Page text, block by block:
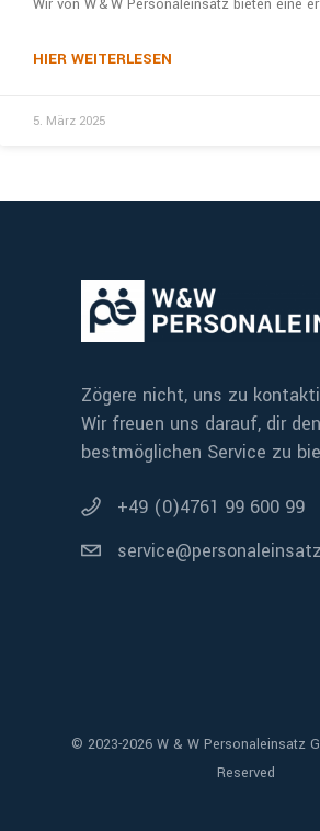
Wir von W & W Personaleinsatz bieten eine
HIER WEITERLESEN
5. März 2025
Zögere nicht, uns zu
Wir freuen uns darauf, dir den
bestmöglichen Service zu
+49 (0)4761 99 600 99
© 2023-2026 W & W Personaleinsatz
Reserved